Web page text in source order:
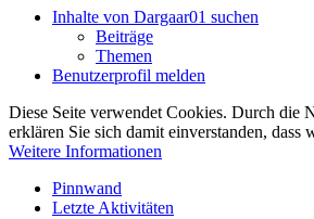
Inhalte von Dargaar01 suchen
Beiträge
Themen
Benutzerprofil melden
Diese Seite verwendet Cookies. Durch die
erklären Sie sich damit einverstanden, dass
Weitere Informationen
Pinnwand
Letzte Aktivitäten